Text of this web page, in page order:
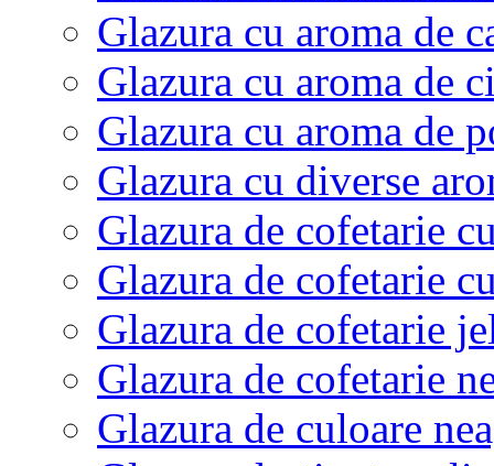
Glazura cu aroma de
Glazura cu aroma de
Glazura cu aroma de
Glazura cu diverse
Glazura de cofetarie
Glazura de cofetarie
Glazura de cofetarie
Glazura de cofetarie
Glazura de culoare